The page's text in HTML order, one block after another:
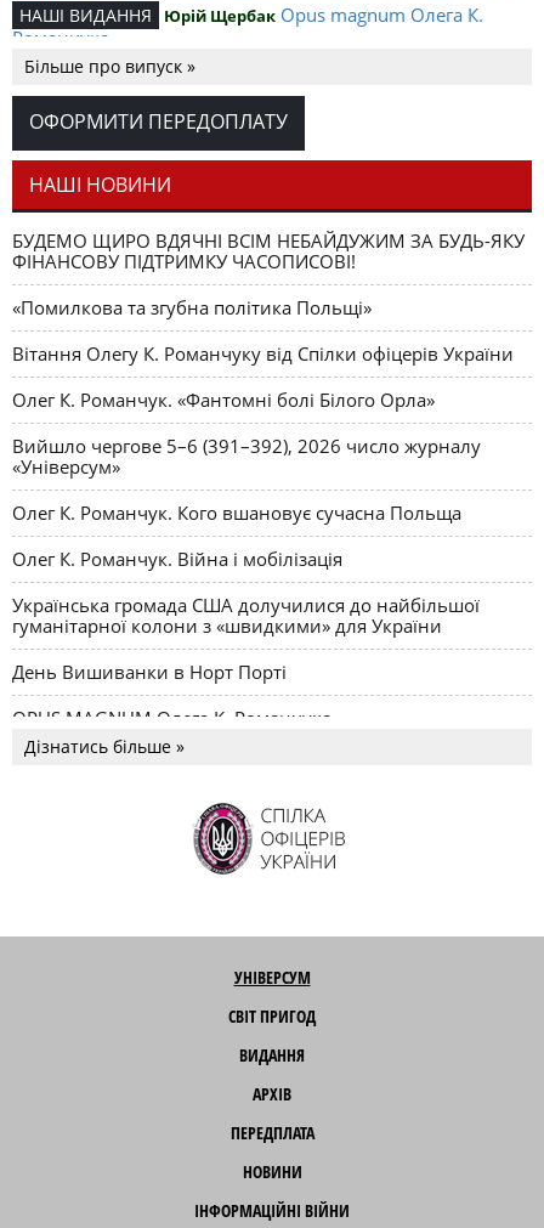
НАШІ ВИДАННЯ Юрій Щербак Opus magnum Олега К.
Романчука
РЕЦЕНЗІЇ Петро Іванишин
Романчука
СЛОВО РЕДАКЦІЙНЕ Олег К. Романчук
як уособлення української політстратегії й тактики
Більше про випуск »
ОФОРМИТИ ПЕРЕДОПЛАТУ
НАШІ НОВИНИ
БУДЕМО ЩИРО ВДЯЧНІ ВСІМ НЕБАЙДУЖИМ ЗА БУДЬ-ЯКУ
ФІНАНСОВУ ПІДТРИМКУ ЧАСОПИСОВІ!
«Помилкова та згубна політика Польщі»
Вітання Олегу К. Романчуку від Спілки офіцерів України
Олег К. Романчук. «Фантомні болі Білого Орла»
Вийшло чергове 5–6 (391–392), 2026 число журналу
«Універсум»
Олег К. Романчук. Кого вшановує сучасна Польща
Олег К. Романчук. Війна і мобілізація
Українська громада США долучилися до найбільшої
гуманітарної колони з «швидкими» для України
День Вишиванки в Норт Порті
OPUS MAGNUM Олега К. Романчука
Дізнатись більше »
УНІВЕРСУМ
СВІТ ПРИГОД
ВИДАННЯ
АРХІВ
ПЕРЕДПЛАТА
НОВИНИ
ІНФОРМАЦІЙНІ ВІЙНИ